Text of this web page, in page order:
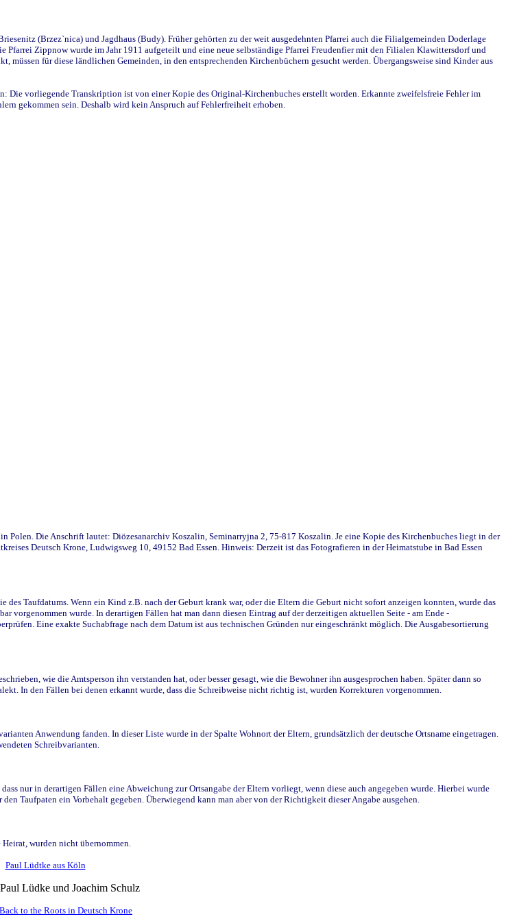
(Brzez`nica) und Jagdhaus (Budy). Früher gehörten zu der weit ausgedehnten Pfarrei auch die Filialgemeinden Doderlage
Zippnow wurde im Jahr 1911 aufgeteilt und eine neue selbständige Pfarrei Freudenfier mit den Filialen Klawittersdorf und
für diese ländlichen Gemeinden, in den entsprechenden Kirchenbüchern gesucht werden. Übergangsweise sind Kinder aus
Die vorliegende Transkription ist von einer Kopie des Original-Kirchenbuches erstellt worden. Erkannte zweifelsfreie Fehler im
gekommen sein. Deshalb wird kein Anspruch auf Fehlerfreiheit erhoben.
Die Anschrift lautet: Diözesanarchiv Koszalin, Seminarryjna 2, 75-817 Koszalin. Je eine Kopie des Kirchenbuches liegt in der
Deutsch Krone, Ludwigsweg 10, 49152 Bad Essen. Hinweis: Derzeit ist das Fotografieren in der Heimatstube in Bad Essen
Taufdatums. Wenn ein Kind z.B. nach der Geburt krank war, oder die Eltern die Geburt nicht sofort anzeigen konnten, wurde das
vorgenommen wurde. In derartigen Fällen hat man dann diesen Eintrag auf der derzeitigen aktuellen Seite - am Ende -
Eine exakte Suchabfrage nach dem Datum ist aus technischen Gründen nur eingeschränkt möglich. Die Ausgabesortierung
wie die Amtsperson ihn verstanden hat, oder besser gesagt, wie die Bewohner ihn ausgesprochen haben. Später dann so
In den Fällen bei denen erkannt wurde, dass die Schreibweise nicht richtig ist, wurden Korrekturen vorgenommen.
Anwendung fanden. In dieser Liste wurde in der Spalte Wohnort der Eltern, grundsätzlich der deutsche Ortsname eingetragen.
Schreibvarianten.
nur in derartigen Fällen eine Abweichung zur Ortsangabe der Eltern vorliegt, wenn diese auch angegeben wurde. Hierbei wurde
Taufpaten ein Vorbehalt gegeben. Überwiegend kann man aber von der Richtigkeit dieser Angabe ausgehen.
wurden nicht übernommen.
Paul Lüdtke aus Köln
Lüdke und Joachim Schulz
to the Roots in Deutsch Krone